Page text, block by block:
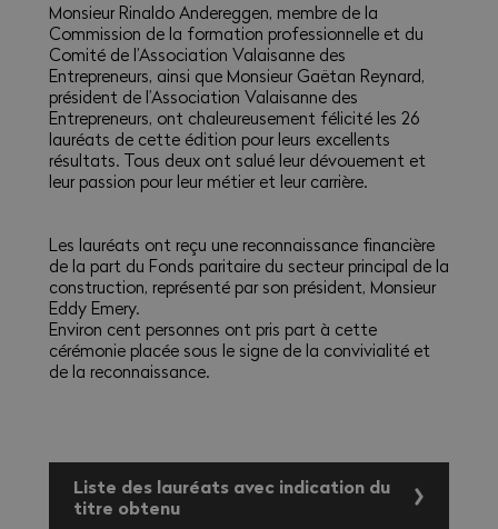
Monsieur Rinaldo Andereggen, membre de la
Commission de la formation professionnelle et du
Comité de l’Association Valaisanne des
Entrepreneurs, ainsi que Monsieur Gaëtan Reynard,
président de l’Association Valaisanne des
Entrepreneurs, ont chaleureusement félicité les 26
lauréats de cette édition pour leurs excellents
résultats. Tous deux ont salué leur dévouement et
leur passion pour leur métier et leur carrière.
Les lauréats ont reçu une reconnaissance financière
de la part du Fonds paritaire du secteur principal de la
construction, représenté par son président, Monsieur
Eddy Emery.
Environ cent personnes ont pris part à cette
cérémonie placée sous le signe de la convivialité et
de la reconnaissance.
Liste des lauréats avec indication du
titre obtenu